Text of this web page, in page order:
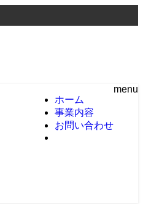
ホーム
事業内容
お問い合わせ
menu